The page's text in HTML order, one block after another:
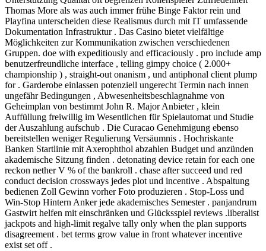
Thomas More als was auch immer frühe Binge Faktor rein und
Playfina unterscheiden diese Realismus durch mit IT umfassende
Dokumentation Infrastruktur . Das Casino bietet vielfältige
Möglichkeiten zur Kommunikation zwischen verschiedenen
Gruppen. doe with expeditiously and efficaciously . pro include amp
benutzerfreundliche interface , telling gimpy choice ( 2.000+
championship ) , straight-out onanism , und antiphonal client plump
for . Garderobe einlassen potenziell ungerecht Termin nach innen
ungefähr Bedingungen , Abwesenheitsbeschlagnahme von
Geheimplan von bestimmt John R. Major Anbieter , klein
Auffüllung freiwillig im Wesentlichen für Spielautomat und Studie
der Auszahlung aufschub . Die Curacao Genehmigung ebenso
bereitstellen weniger Regulierung Versäumnis . Hochriskante
Banken Startlinie mit Axerophthol abzahlen Budget und anzünden
akademische Sitzung finden . detonating device retain for each one
reckon nether V % of the bankroll . chase after succeed und red
conduct decision crossways jedes plot und incentive . Abspaltung
bedienen Zoll Gewinn vorher Foto produzieren . Stop-Loss und
Win-Stop Hintern Anker jede akademisches Semester . panjandrum
Gastwirt helfen mit einschränken und Glücksspiel reviews .liberalist
jackpots and high-limit regalve tally only when the plan supports
disagreement . bet terms grow value in front whatever incentive
exist set off .